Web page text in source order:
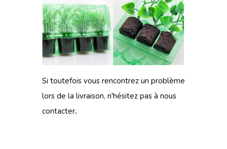
Si toutefois vous rencontrez un problème
lors de la livraison, n'hésitez pas à nous
contacter.